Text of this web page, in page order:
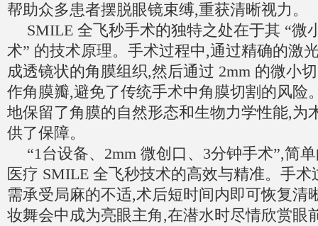
帮助众多患者摆脱眼镜束缚,重获清晰视力。
SMILE 全飞秒手术的独特之处在于其 “微
术” 的技术原理。手术过程中,通过精确的激
成透镜状的角膜组织,然后通过 2mm 的微小
作角膜瓣,避免了传统手术中角膜切割的风险
地保留了角膜的自然形态和生物力学性能,为
供了保障。
“1台设备、2mm 微创口、3分钟手术”,简
医疗 SMILE 全飞秒技术的高效与精准。手
需承受局麻的不适,术后短时间内即可恢复清
妆舞会中成为亮眼主角,在潜水时尽情欣赏眼